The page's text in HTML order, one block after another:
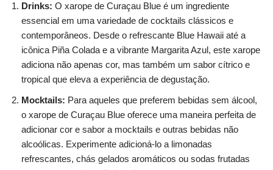
Drinks: O xarope de Curaçau Blue é um ingrediente
essencial em uma variedade de cocktails clássicos e
contemporâneos. Desde o refrescante Blue Hawaii até a
icônica Piña Colada e a vibrante Margarita Azul, este xarope
adiciona não apenas cor, mas também um sabor cítrico e
tropical que eleva a experiência de degustação.
Mocktails: Para aqueles que preferem bebidas sem álcool,
o xarope de Curaçau Blue oferece uma maneira perfeita de
adicionar cor e sabor a mocktails e outras bebidas não
alcoólicas. Experimente adicioná-lo a limonadas
refrescantes, chás gelados aromáticos ou sodas frutadas